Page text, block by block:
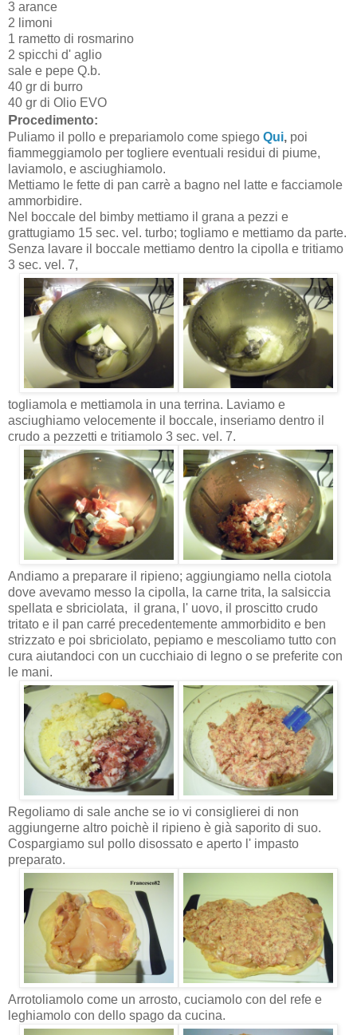
3 arance
2 limoni
1 rametto di rosmarino
2 spicchi d' aglio
sale e pepe Q.b.
40 gr di burro
40 gr di Olio EVO
Procedimento:
Puliamo il pollo e prepariamolo come spiego Qui, poi
fiammeggiamolo per togliere eventuali residui di piume,
laviamolo, e asciughiamolo.
Mettiamo le fette di pan carrè a bagno nel latte e facciamole
ammorbidire.
Nel boccale del bimby mettiamo il grana a pezzi e
grattugiamo 15 sec. vel. turbo; togliamo e mettiamo da parte.
Senza lavare il boccale mettiamo dentro la cipolla e tritiamo
3 sec. vel. 7,
togliamola e mettiamola in una terrina. Laviamo e
asciughiamo velocemente il boccale, inseriamo dentro il
crudo a pezzetti e tritiamolo 3 sec. vel. 7.
Andiamo a preparare il ripieno; aggiungiamo nella ciotola
dove avevamo messo la cipolla, la carne trita, la salsiccia
spellata e sbriciolata, il grana, l' uovo, il proscitto crudo
tritato e il pan carré precedentemente ammorbidito e ben
strizzato e poi sbriciolato, pepiamo e mescoliamo tutto con
cura aiutandoci con un cucchiaio di legno o se preferite con
le mani.
Regoliamo di sale anche se io vi consiglierei di non
aggiungerne altro poichè il ripieno è già saporito di suo.
Cospargiamo sul pollo disossato e aperto l' impasto
preparato.
Arrotoliamolo come un arrosto, cuciamolo con del refe e
leghiamolo con dello spago da cucina.